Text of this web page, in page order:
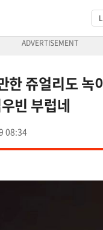
한 쥬얼리도 녹
빈 부럽네
08:34